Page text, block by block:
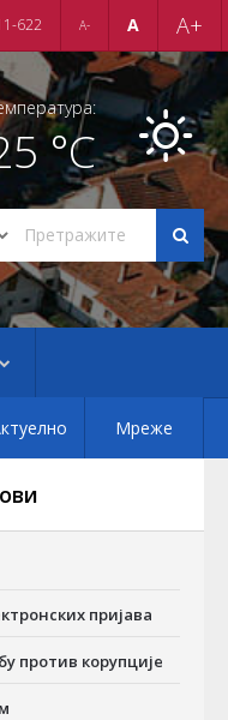
A- A A+
622
°C
Мреже
пријава
против корупције